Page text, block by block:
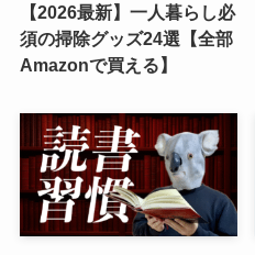
【2026最新】一人暮らし必
須の掃除グッズ24選【全部
Amazonで買える】